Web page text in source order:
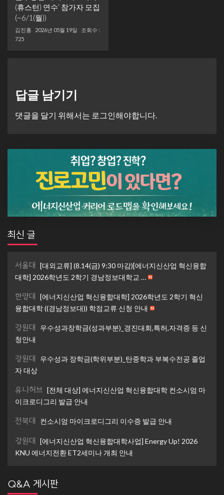
(휴스턴) 연수’ 참가자 모집
(~6/1(월))
김진홍 2026년 05월 19일
조회수 :
725
답글 남기기
댓글을 달기 위해서는 로그인해야합니다.
최신 글
서울대 [대외교류] (8.14(금) 9:30 마감)[에너지신산업 혁신융합
대학] 2026학년도 2학기 경남정보대학교 …
한양대 [에너지신산업 혁신융합대학] 2026학년도 2학기 혁신
융합대학 ((경남정보대)) 학점교류 신청 안내
강원대
우수성과장학금(성과부분)_경진대회,특허,자격증 등 신
청안내
강원대
우수성과 장학금(학위부분)_탄중학과 부복수전공 졸업
자 대상
유니허브 [전체 대상] 에너지신산업 혁신융합대학 컨소시엄 마
이크로디그리 발급 안내
전북대 컨소시엄 마이크로디그리 이수증 발급 안내
강원대 [에너지신산업 혁신융합대학사업] Energy Up! 2026
KNU 에너지전환 ET2세미나 개최 안내
Q&A 게시판